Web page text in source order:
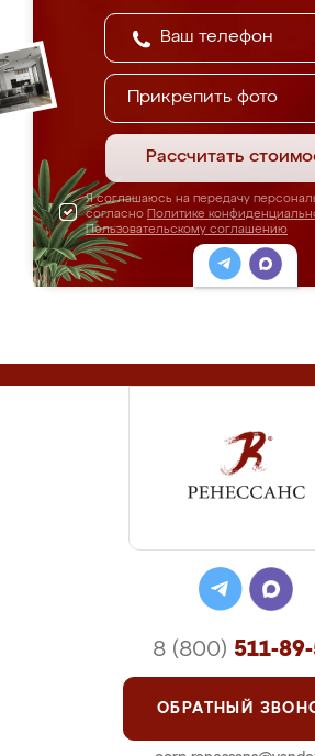
Прикрепить фото
Рассчитать
Я соглашаюсь на передачу
согласно Политике
Пользовательскому соглашению
8 (800) 511-
ОБРАТНЫЙ